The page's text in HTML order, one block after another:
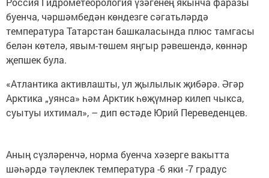
буенча, чәршәмбедән көндезге сәгатьләрдә
температура Татарстан башкаласында плюс тамгасы
белән көтелә, явым-төшем яңгыр рәвешендә, көннәр
җепшек була.
«Атлантика активлашты, ул җылылык җибәрә. Әгәр
Арктика „уянса» һәм Арктик һөҗүмнәр килеп чыкса,
суытуы ихтимал», – дип өстәде Юрий Переведенцев.
Аның сүзләренчә, норма буенча хәзерге вакытта
шәһәрдә тәүлеклек температура -6 яки -7 градус